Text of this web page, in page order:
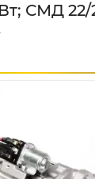
СМД 22/